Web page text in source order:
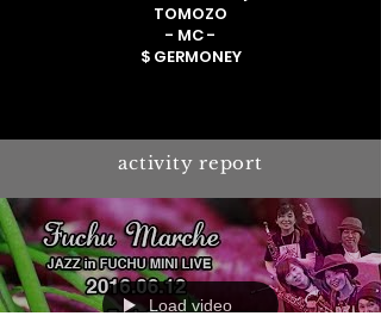
TOMOZO
- MC -
$ GERMONEY
activity report
Load video